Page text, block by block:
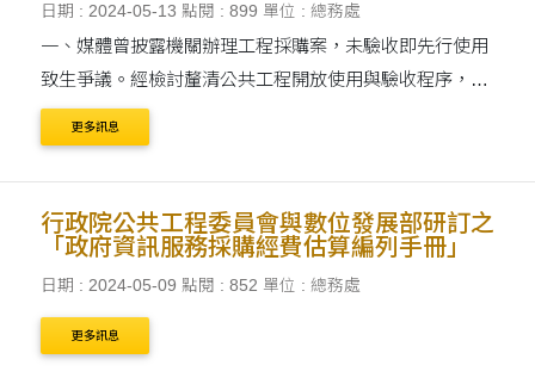
日期 : 2024-05-13 點閱 : 899 單位 : 總務處
一、媒體曾披露機關辦理工程採購案，未驗收即先行使用
致生爭議。經檢討釐清公共工程開放使用與驗收程序，於
法規 面均有完整規定，應係執行面未落實所致。 二、公
共工程開放使用，係工程完成後，依工程設置目的....
更多訊息
行政院公共工程委員會與數位發展部研訂之
「政府資訊服務採購經費估算編列手冊」
日期 : 2024-05-09 點閱 : 852 單位 : 總務處
更多訊息